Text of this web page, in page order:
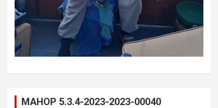
MAHOP 5.3.4-2023-2023-00040